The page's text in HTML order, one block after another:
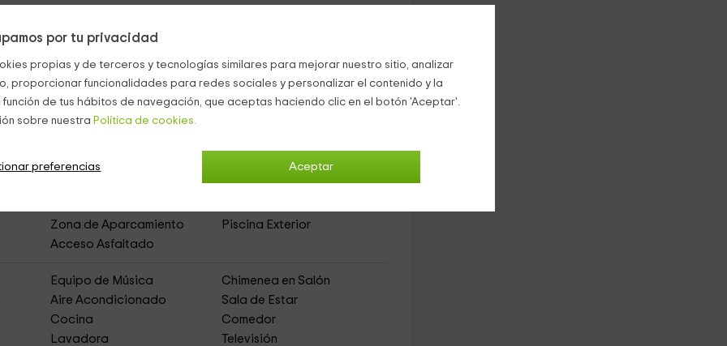
por tu privacidad
propias y de terceros y tecnologías similares para mejorar nuestro sitio, analizar
proporcionar funcionalidades para redes sociales y personalizar el contenido y la
de tus hábitos de navegación, que aceptas haciendo clic en el botón 'Aceptar'.
sobre nuestra Política de cookies.
Aceptar
preferencias
y donde también hay una
tomar el sol.
(Casa Rural de Alquiler Íntegro)
Zona de Aparcamiento
Piscina Exterior
Acceso Asfaltado
Equipo de Música
Chimenea en Salón
Aire Acondicionado
Sala de Estar
Cocina
Comedor
Lavadora Televisión